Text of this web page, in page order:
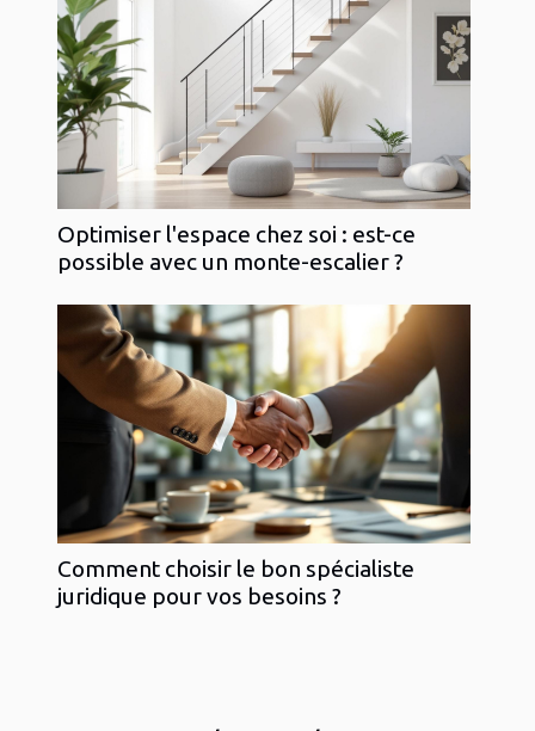
Optimiser l'espace chez soi : est-ce
possible avec un monte-escalier ?
Comment choisir le bon spécialiste
juridique pour vos besoins ?